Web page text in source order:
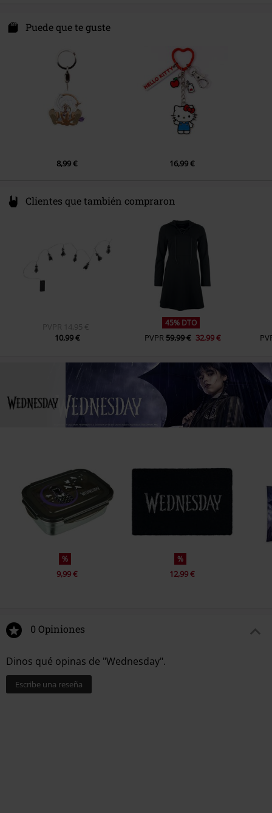
Sedalo Business Park
www.mad-monkey.com
Puede que te guste
8,99 € 16,99 €
Clientes que también compraron
PVPR
14,95 €
10,99 €
45% DTO
PVPR59,99 € 32,99 €
%
9,99 €
%
12,99 €
0 Opiniones
Dinos qué opinas de "Wednesday".
Escribe una reseña